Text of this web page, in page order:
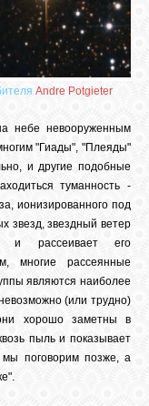
Andre Potgieter
небе невооруженным
"Гиады", "Плеяды"
и другие подобные
туманность -
ионизированного под
звезд, звездный ветер
и рассеивает его
многие рассеянные
являются наиболее
(или трудно)
хорошо заметны в
пыль и показывает
мы поговорим позже, а